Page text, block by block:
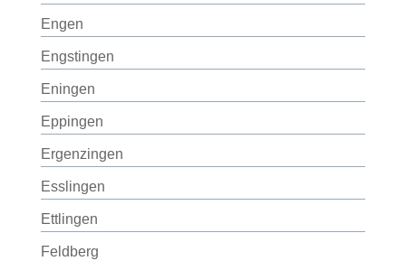
Engen
Engstingen
Eningen
Eppingen
Ergenzingen
Esslingen
Ettlingen
Feldberg